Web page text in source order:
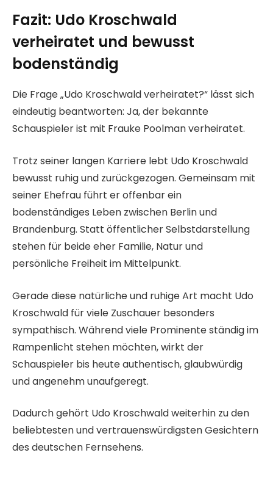
Fazit: Udo Kroschwald
verheiratet und bewusst
bodenständig
Die Frage „Udo Kroschwald verheiratet?“ lässt sich
eindeutig beantworten: Ja, der bekannte
Schauspieler ist mit Frauke Poolman verheiratet.
Trotz seiner langen Karriere lebt Udo Kroschwald
bewusst ruhig und zurückgezogen. Gemeinsam mit
seiner Ehefrau führt er offenbar ein
bodenständiges Leben zwischen Berlin und
Brandenburg. Statt öffentlicher Selbstdarstellung
stehen für beide eher Familie, Natur und
persönliche Freiheit im Mittelpunkt.
Gerade diese natürliche und ruhige Art macht Udo
Kroschwald für viele Zuschauer besonders
sympathisch. Während viele Prominente ständig im
Rampenlicht stehen möchten, wirkt der
Schauspieler bis heute authentisch, glaubwürdig
und angenehm unaufgeregt.
Dadurch gehört Udo Kroschwald weiterhin zu den
beliebtesten und vertrauenswürdigsten Gesichtern
des deutschen Fernsehens.